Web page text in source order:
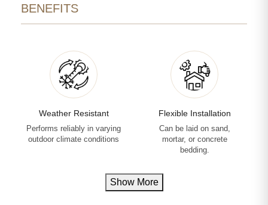
BENEFITS
Weather Resistant
Performs reliably in varying
outdoor climate conditions
Flexible Installation
Can be laid on sand,
mortar, or concrete
bedding.
Show More